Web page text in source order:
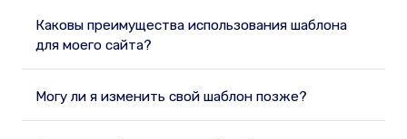
Каковы преимущества использования шаблона
для моего сайта?
Могу ли я изменить свой шаблон позже?